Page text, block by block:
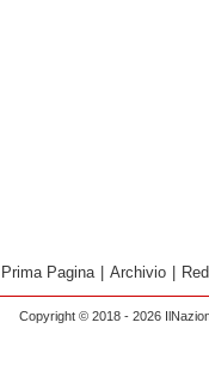
Prima Pagina Archivio
Copyright © 2018 - 2026